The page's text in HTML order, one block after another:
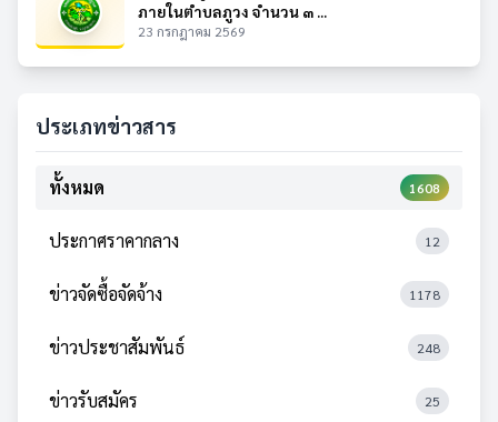
ภายในตำบลภูวง จำนวน ๓ ...
23 กรกฎาคม 2569
ประเภทข่าวสาร
ทั้งหมด 1608
ประกาศราคากลาง 12
ข่าวจัดซื้อจัดจ้าง 1178
ข่าวประชาสัมพันธ์ 248
ข่าวรับสมัคร 25